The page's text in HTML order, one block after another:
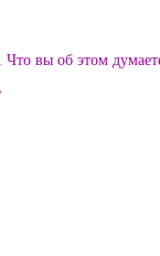
вы об этом